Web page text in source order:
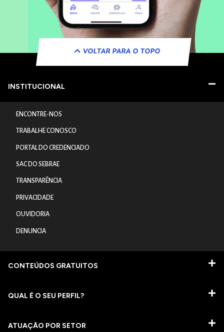
VOLTAR PARA O TOPO
INSTITUCIONAL
ENCONTRE-NOS
TRABALHE CONOSCO
PORTAL DO CREDENCIADO
SAC DO SEBRAE
TRANSPARÊNCIA
PRIVACIDADE
OUVIDORIA
DENUNCIA
CONTEÚDOS GRATUITOS
QUAL É O SEU PERFIL?
ATUAÇÃO POR SETOR